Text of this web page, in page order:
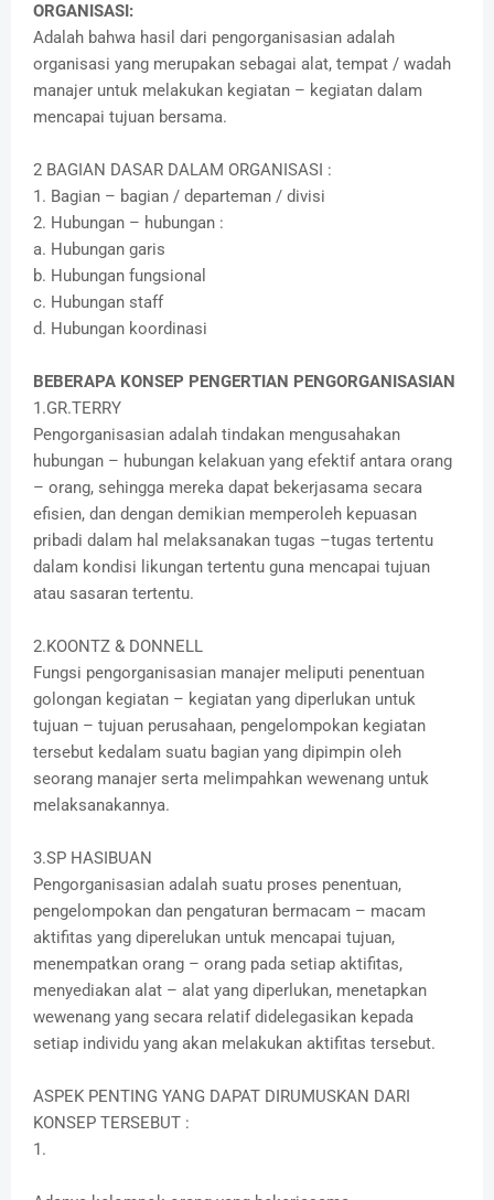
ORGANISASI:
Adalah bahwa hasil dari pengorganisasian adalah
organisasi yang merupakan sebagai alat, tempat / wadah
manajer untuk melakukan kegiatan – kegiatan dalam
mencapai tujuan bersama.
2 BAGIAN DASAR DALAM ORGANISASI :
1. Bagian – bagian / departeman / divisi
2. Hubungan – hubungan :
a. Hubungan garis
b. Hubungan fungsional
c. Hubungan staff
d. Hubungan koordinasi
BEBERAPA KONSEP PENGERTIAN PENGORGANISASIAN
1.GR.TERRY
Pengorganisasian adalah tindakan mengusahakan
hubungan – hubungan kelakuan yang efektif antara orang
– orang, sehingga mereka dapat bekerjasama secara
efisien, dan dengan demikian memperoleh kepuasan
pribadi dalam hal melaksanakan tugas –tugas tertentu
dalam kondisi likungan tertentu guna mencapai tujuan
atau sasaran tertentu.
2.KOONTZ & DONNELL
Fungsi pengorganisasian manajer meliputi penentuan
golongan kegiatan – kegiatan yang diperlukan untuk
tujuan – tujuan perusahaan, pengelompokan kegiatan
tersebut kedalam suatu bagian yang dipimpin oleh
seorang manajer serta melimpahkan wewenang untuk
melaksanakannya.
3.SP HASIBUAN
Pengorganisasian adalah suatu proses penentuan,
pengelompokan dan pengaturan bermacam – macam
aktifitas yang diperelukan untuk mencapai tujuan,
menempatkan orang – orang pada setiap aktifitas,
menyediakan alat – alat yang diperlukan, menetapkan
wewenang yang secara relatif didelegasikan kepada
setiap individu yang akan melakukan aktifitas tersebut.
ASPEK PENTING YANG DAPAT DIRUMUSKAN DARI
KONSEP TERSEBUT :
1.